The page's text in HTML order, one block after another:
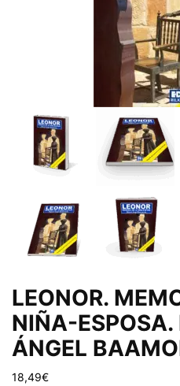
LEONOR.
NIÑA-ESPOSA.
ÁNGEL
18,49€